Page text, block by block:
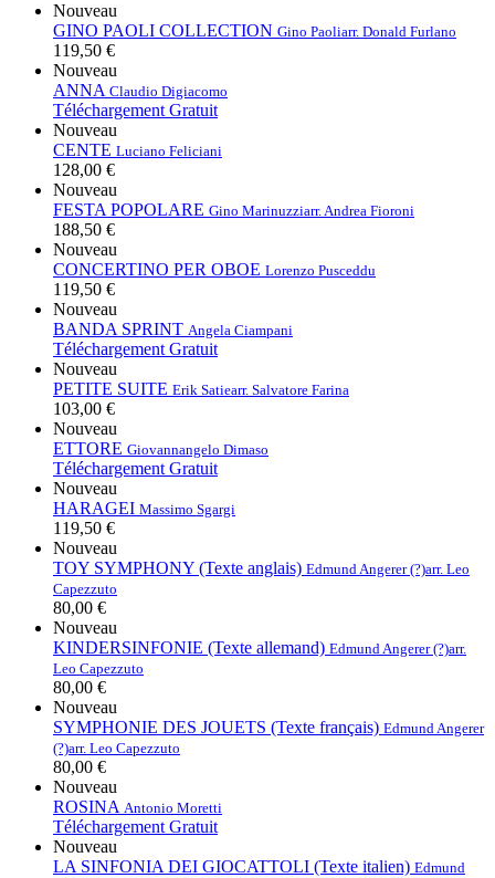
Nouveau
GINO PAOLI COLLECTION Gino Paoliarr. Donald Furlano
119,50 €
Nouveau
ANNA Claudio Digiacomo
Téléchargement Gratuit
Nouveau
CENTE Luciano Feliciani
128,00 €
Nouveau
FESTA POPOLARE Gino Marinuzziarr. Andrea Fioroni
188,50 €
Nouveau
CONCERTINO PER OBOE Lorenzo Pusceddu
119,50 €
Nouveau
BANDA SPRINT Angela Ciampani
Téléchargement Gratuit
Nouveau
PETITE SUITE Erik Satiearr. Salvatore Farina
103,00 €
Nouveau
ETTORE Giovannangelo Dimaso
Téléchargement Gratuit
Nouveau
HARAGEI Massimo Sgargi
119,50 €
Nouveau
TOY SYMPHONY (Texte anglais) Edmund Angerer (?)arr. Leo
Capezzuto
80,00 €
Nouveau
KINDERSINFONIE (Texte allemand) Edmund Angerer (?)arr.
Leo Capezzuto
80,00 €
Nouveau
SYMPHONIE DES JOUETS (Texte français) Edmund Angerer
(?)arr. Leo Capezzuto
80,00 €
Nouveau
ROSINA Antonio Moretti
Téléchargement Gratuit
Nouveau
LA SINFONIA DEI GIOCATTOLI (Texte italien) Edmund